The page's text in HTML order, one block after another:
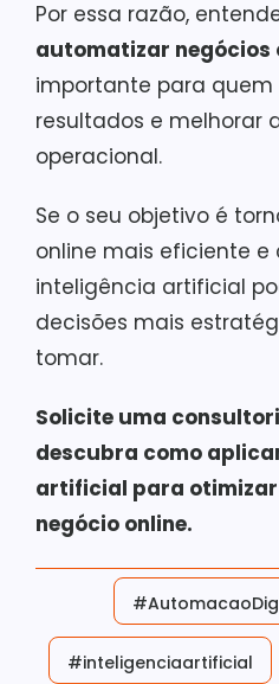
Por essa razão,
automatizar negócios
importante para
resultados e melhorar
operacional.
Se o seu objetivo é
online mais eficiente e
inteligência artificial
decisões mais
tomar.
Solicite uma
descubra como
artificial para otimizar
negócio online.
#inteligenciaartificial